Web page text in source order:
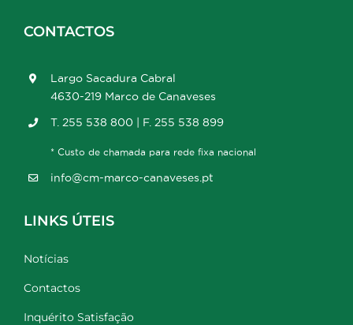
CONTACTOS
Largo Sacadura Cabral
4630-219 Marco de Canaveses
T. 255 538 800 | F. 255 538 899
* Custo de chamada para rede fixa nacional
info@cm-marco-canaveses.pt
LINKS ÚTEIS
Notícias
Contactos
Inquérito Satisfação